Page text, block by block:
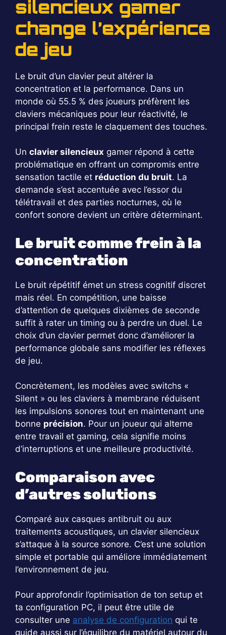
silencieux gamer
change l’expérience
de jeu
Le bruit d’un clavier peut altérer la
concentration et la performance. Dans un
monde où 55.5 % des joueurs préfèrent les
claviers mécaniques pour leur réactivité, le
principal frein reste le claquement des touches.
Un clavier silencieux gamer répond à cette
problématique en offrant un compromis entre
sensation tactile et réduction du bruit. La
demande s’est accentuée avec l’essor du
télétravail et des parties nocturnes, où le
confort sonore devient un critère déterminant.
Le bruit comme frein à la
concentration
Le bruit répétitif émet un stress cognitif discret
mais réel. En compétition, une baisse
d’attention de quelques dixièmes de seconde
suffit à rater un timing ou à perdre un duel. Le
choix d’un clavier permet donc d’améliorer la
performance globale sans modifier les réflexes
de jeu.
Concrètement, les modèles avec switchs «
Silent » ou les claviers à membrane réduisent
les impulsions sonores tout en maintenant une
bonne précision. Pour un joueur qui alterne
entre travail et gaming, cela signifie moins
d’interruptions et une meilleure productivité.
Comparaison avec
d’autres solutions
Comparé aux casques antibruit ou aux
traitements acoustiques, un clavier silencieux
s’attaque à la source sonore. C’est une solution
simple et portable qui améliore immédiatement
l’environnement de jeu.
Pour approfondir l’optimisation de ton setup et
ta configuration PC, il peut être utile de
consulter une analyse de configuration qui te
guide aussi sur l’équilibre du matériel autour du